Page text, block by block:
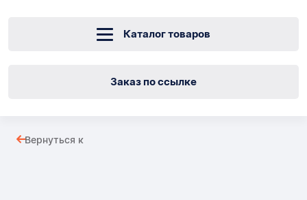
Каталог товаров
Заказ по ссылке
Вернуться к